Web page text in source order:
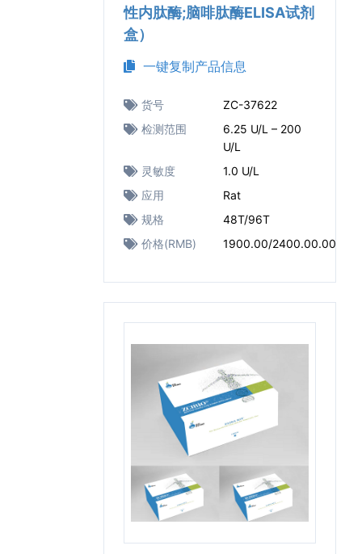
性内肽酶;脑啡肽酶ELISA试剂
盒）
一键复制产品信息
货号
ZC-37622
检测范围
6.25 U/L – 200
U/L
灵敏度
1.0 U/L
应用
Rat
规格
48T/96T
价格(RMB)
1900.00/2400.00.00